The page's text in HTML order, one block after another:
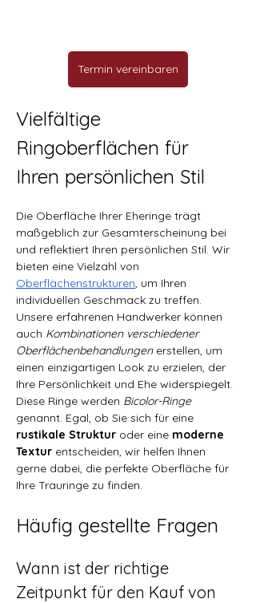
Termin vereinbaren
Vielfältige
Ringoberflächen für
Ihren persönlichen Stil
Die Oberfläche Ihrer Eheringe trägt
maßgeblich zur Gesamterscheinung bei
und reflektiert Ihren persönlichen Stil. Wir
bieten eine Vielzahl von
Oberflächenstrukturen, um Ihren
individuellen Geschmack zu treffen.
Unsere erfahrenen Handwerker können
auch Kombinationen verschiedener
Oberflächenbehandlungen erstellen, um
einen einzigartigen Look zu erzielen, der
Ihre Persönlichkeit und Ehe widerspiegelt.
Diese Ringe werden Bicolor-Ringe
genannt. Egal, ob Sie sich für eine
rustikale Struktur oder eine moderne
Textur entscheiden, wir helfen Ihnen
gerne dabei, die perfekte Oberfläche für
Ihre Trauringe zu finden.
Häufig gestellte Fragen
Wann ist der richtige
Zeitpunkt für den Kauf von